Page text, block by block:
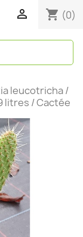
 shopping_cart (0)
leucotricha /
litres / Cactée